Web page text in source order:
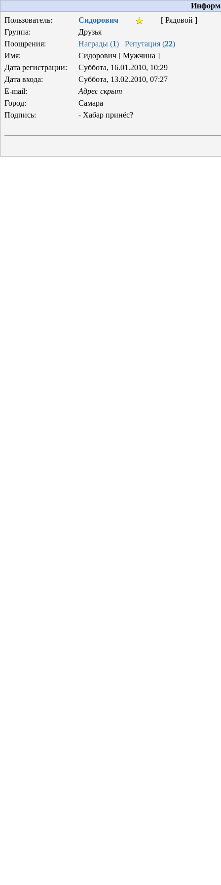
Пользователь:
Сидорович
[ Рядовой ]
Группа:
Друзья
Поощрения:
Награды (1) Репутация (22)
Имя:
Сидорович [ Мужчина ]
Дата регистрации:
Суббота, 16.01.2010, 10:29
Дата входа:
Суббота, 13.02.2010, 07:27
E-mail:
Адрес скрыт
Город:
Самара
Подпись:
- Хабар принёс?